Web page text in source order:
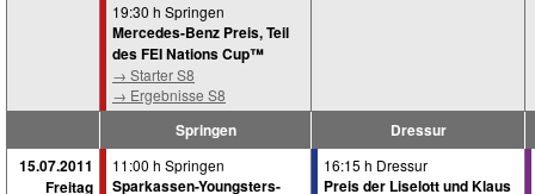
19:30 h Springen
Mercedes-Benz Preis, Teil
des FEI Nations Cup™
→ Starter S8
→ Ergebnisse S8
Springen
Dressur
15.07.2011
Freitag
11:00 h Springen
Sparkassen-Youngsters-
16:15 h Dressur
Preis der Liselott und Klaus